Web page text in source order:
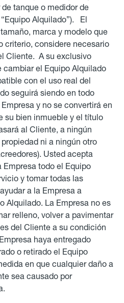
tanque o medidor de
Alquilado”). El
marca y modelo que
criterio, considere necesario
Cliente. A su exclusivo
cambiar el Equipo Alquilado
con el uso real del
seguirá siendo en todo
y no se convertirá en
su bien inmueble y el título
al Cliente, a ningún
ni a ningún otro
Usted acepta
todo el Equipo
y tomar todas las
a la Empresa a
Alquilado. La Empresa no es
relleno, volver a pavimentar
del Cliente a su condición
haya entregado
o retirado el Equipo
en que cualquier daño a
sea causado por